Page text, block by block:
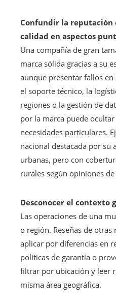
Confundir la reputación
calidad en aspectos
Una compañía de gran
marca sólida gracias a su
aunque presentar fallos
el soporte técnico, la
regiones o la gestión de
por la marca puede
necesidades particulares.
nacional destacada por su
urbanas, pero con
rurales según opiniones
Desconocer el contexto
Las operaciones de una
o región. Reseñas de
aplicar por diferencias en
políticas de garantía o
filtrar por ubicación y leer
misma área geográfica.